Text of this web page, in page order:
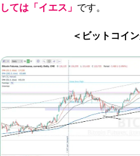
しては「イエス」 です。
＜ビットコイ